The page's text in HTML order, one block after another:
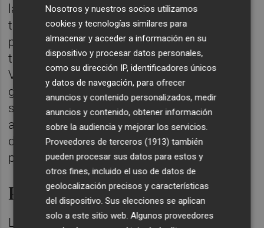
la Unesco. Al llegar a Venecia, se les
trasladará del aeropuerto a la ciudad donde
podrán disfrutar de la misma hasta el
traslado a Schio que será por la tarde.
Venecia destaca por su particularidad
geográfica, así como su milenaria historia y
su riquísimo patrimonio monumental y
artístico, que la convierten en uno de los
destinos turísticos más impactantes y
populares del mundo.
Precio del viaje
La posibilidad de disfrutar de un partido que
Nosotros y nuestros socios utilizamos
cookies y tecnologías similares para
almacenar y acceder a información en su
dispositivo y procesar datos personales,
como su dirección IP, identificadores únicos
y datos de navegación, para ofrecer
anuncios y contenido personalizados, medir
anuncios y contenido, obtener información
sobre la audiencia y mejorar los servicios.
Proveedores de terceros (1913) también
pueden procesar sus datos para estos y
otros fines, incluido el uso de datos de
geolocalización precisos y características
del dispositivo. Sus elecciones se aplican
solo a este sitio web. Algunos proveedores